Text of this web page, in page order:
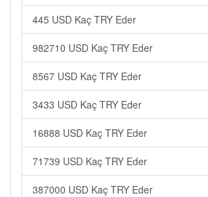
445 USD Kaç TRY Eder
982710 USD Kaç TRY Eder
8567 USD Kaç TRY Eder
3433 USD Kaç TRY Eder
16888 USD Kaç TRY Eder
71739 USD Kaç TRY Eder
387000 USD Kaç TRY Eder